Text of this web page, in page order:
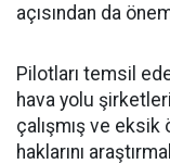
açısından da
Pilotları temsil
hava yolu
çalışmış ve eksik
haklarını